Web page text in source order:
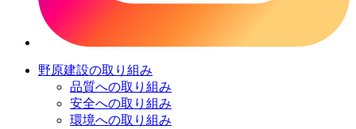
野原建設の取り組み
品質への取り組み
安全への取り組み
環境への取り組み